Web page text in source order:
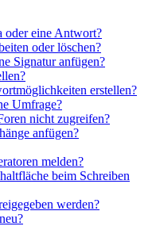
oder eine Antwort?
oder löschen?
Signatur anfügen?
erstellen?
Umfrage?
nicht zugreifen?
anfügen?
melden?
beim Schreiben
werden?